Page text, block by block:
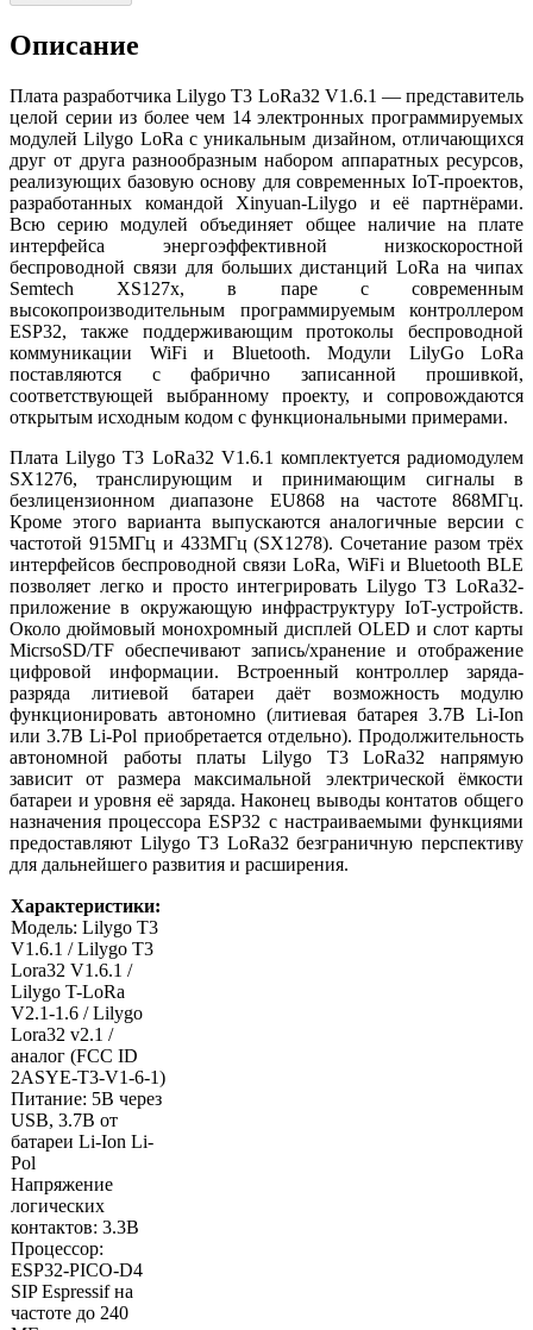
Описание
Плата разработчика Lilygo T3 LoRa32 V1.6.1 — представитель
целой серии из более чем 14 электронных программируемых
модулей Lilygo LoRa с уникальным дизайном, отличающихся
друг от друга разнообразным набором аппаратных ресурсов,
реализующих базовую основу для современных IoT-проектов,
разработанных командой Xinyuan-Lilygo и её партнёрами.
Всю серию модулей объединяет общее наличие на плате
интерфейса энергоэффективной низкоскоростной
беспроводной связи для больших дистанций LoRa на чипах
Semtech XS127x, в паре с современным
высокопроизводительным программируемым контроллером
ESP32, также поддерживающим протоколы беспроводной
коммуникации WiFi и Bluetooth. Модули LilyGo LoRa
поставляются с фабрично записанной прошивкой,
соответствующей выбранному проекту, и сопровождаются
открытым исходным кодом с функциональными примерами.
Плата Lilygo T3 LoRa32 V1.6.1 комплектуется радиомодулем
SX1276, транслирующим и принимающим сигналы в
безлицензионном диапазоне EU868 на частоте 868МГц.
Кроме этого варианта выпускаются аналогичные версии с
частотой 915МГц и 433МГц (SX1278). Сочетание разом трёх
интерфейсов беспроводной связи LoRa, WiFi и Bluetooth BLE
позволяет легко и просто интегрировать Lilygo T3 LoRa32-
приложение в окружающую инфраструктуру IoT-устройств.
Около дюймовый монохромный дисплей OLED и слот карты
MicrsoSD/TF обеспечивают запись/хранение и отображение
цифровой информации. Встроенный контроллер заряда-
разряда литиевой батареи даёт возможность модулю
функционировать автономно (литиевая батарея 3.7В Li-Ion
или 3.7В Li-Pol приобретается отдельно). Продолжительность
автономной работы платы Lilygo T3 LoRa32 напрямую
зависит от размера максимальной электрической ёмкости
батареи и уровня её заряда. Наконец выводы контатов общего
назначения процессора ESP32 с настраиваемыми функциями
предоставляют Lilygo T3 LoRa32 безграничную перспективу
для дальнейшего развития и расширения.
Характеристики:
Модель: Lilygo T3
V1.6.1 / Lilygo T3
Lora32 V1.6.1 /
Lilygo T-LoRa
V2.1-1.6 / Lilygo
Lora32 v2.1 /
аналог (FCC ID
2ASYE-T3-V1-6-1)
Питание: 5В через
USB, 3.7В от
батареи Li-Ion Li-
Pol
Напряжение
логических
контактов: 3.3В
Процессор:
ESP32-PICO-D4
SIP Espressif на
частоте до 240